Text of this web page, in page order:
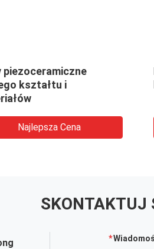
piezoceramiczne
kształtu i
Najlepsza Cena
SKONTAKTUJ